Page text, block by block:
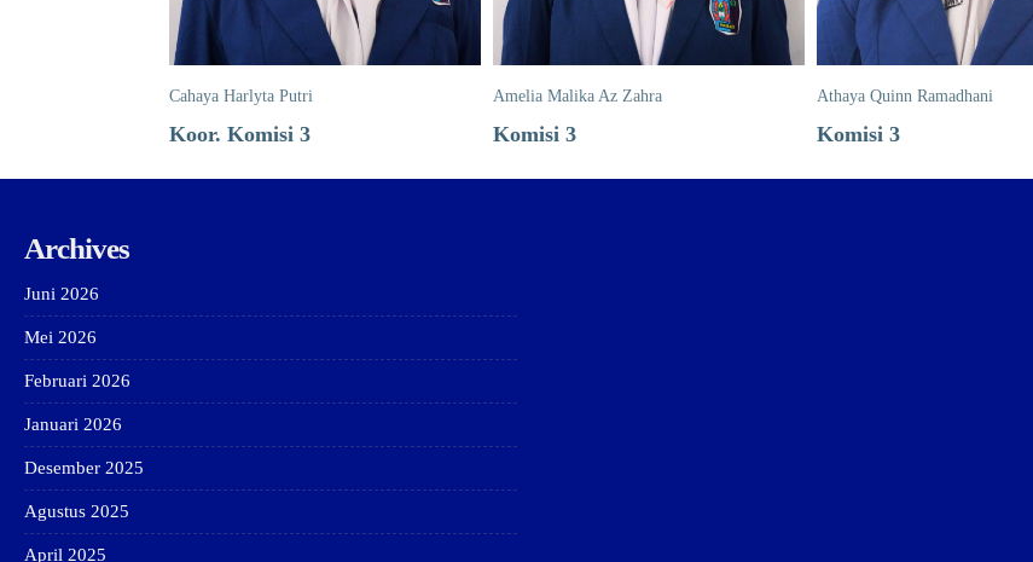
Cahaya Harlyta Putri
Koor. Komisi 3
Amelia Malika Az Zahra
Komisi 3
Athaya Quinn Ramadhani
Komisi 3
Archives
Juni 2026
Mei 2026
Februari 2026
Januari 2026
Desember 2025
Agustus 2025
April 2025